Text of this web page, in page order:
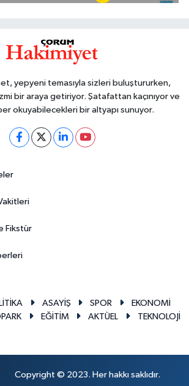
yepyeni temasıyla sizleri buluştururken,
bir araya getiriyor. Şatafattan kaçınıyor ve
okuyabilecekleri bir altyapı sunuyor.
Fikstür
ASAYİŞ SPOR
EKONOMİ
EĞİTİM AKTÜEL TEKNOLOJİ
Copyright © 2023. Her hakkı saklıdır.